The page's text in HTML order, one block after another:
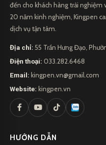
đến cho khách hàng trải nghiệm
20 năm kinh nghiệm, Kingpen
dịch vụ tận tâm.
Địa chỉ: 55 Trần Hưng Đạo,
Điện thoại: 033.282.6468
Email: kingpen.vn@gmail.com
Website: kingpen.vn
HƯỚNG DẪN